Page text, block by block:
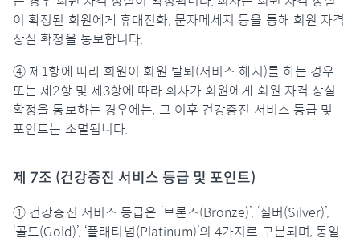
이 확정된 회원에게 휴대전화, 문자메세지 등을 통해 회원 자격
상실 확정을 통보합니다.
④ 제1항에 따라 회원이 회원 탈퇴(서비스 해지)를 하는 경우
또는 제2항 및 제3항에 따라 회사가 회원에게 회원 자격 상실
확정을 통보하는 경우에는, 그 이후 건강증진 서비스 등급 및
포인트는 소멸됩니다.
제 7조 (건강증진 서비스 등급 및 포인트)
① 건강증진 서비스 등급은 ‘브론즈(Bronze)’, ‘실버(Silver)’,
‘골드(Gold)’, ‘플래티넘(Platinum)’의 4가지로 구분되며, 동일